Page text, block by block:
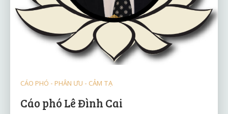
CÁO PHÓ - PHÂN ƯU - CẢM TẠ
Cáo phó Lê Đình Cai